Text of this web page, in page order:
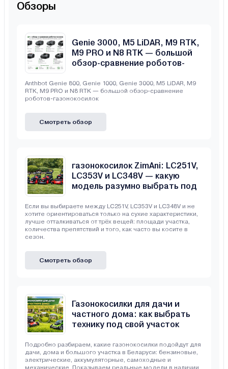
Обзоры
Genie 3000, M5 LiDAR, M9 RTK,
M9 PRO и N8 RTK — большой
обзор-сравнение роботов-
Anthbot Genie 800, Genie 1000, Genie 3000, M5 LiDAR, M9
RTK, M9 PRO и N8 RTK — большой обзор-сравнение
роботов-газонокосилок
Смотреть обзор
газонокосилок ZimAni: LC251V,
LC353V и LC348V — какую
модель разумно выбрать под
Если вы выбираете между LC251V, LC353V и LC348V и не
хотите ориентироваться только на сухие характеристики,
лучше отталкиваться от трёх вещей: площади участка,
количества препятствий и того, как часто вы косите в
сезон.
Смотреть обзор
Газонокосилки для дачи и
частного дома: как выбрать
технику под свой участок
Подробно разбираем, какие газонокосилки подойдут для
дачи, дома и большого участка в Беларуси: бензиновые,
электрические, аккумуляторные, самоходные и
механические. Показываем реальные модели в наличии